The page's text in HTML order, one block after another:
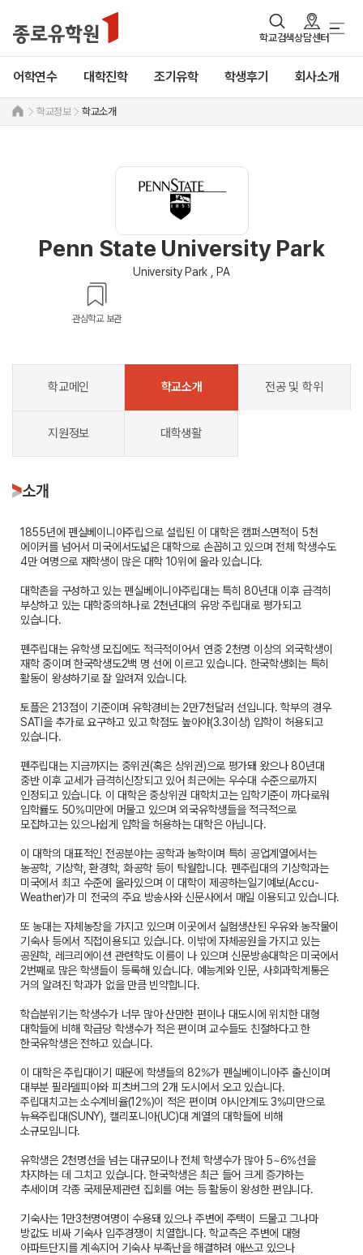
학교검색상담센터
어학연수 대학진학 조기유학 학생후기 회사소개
학교정보 학교소개
Penn State University Park
University Park , PA
관심학교 보관
학교메인 학교소개 전공 및 학위
지원정보 대학생활
소개
1855년에 펜실베이니아주립으로 설립된 이 대학은 캠퍼스면적이 5천
에이커를 넘어서 미국에서도넓은 대학으로 손꼽히고 있으며 전체 학생수도
4만 여명으로 재학생이 많은 대학 10위에 올라 있습니다.
대학촌을 구성하고 있는 펜실베이니아주립대는 특히 80년대 이후 급격히
부상하고 있는 대학중의하나로 2천년대의 유망 주립대로 평가되고
있습니다.
펜주립대는 유학생 모집에도 적극적이어서 연중 2천명 이상의 외국학생이
재학 중이며 한국학생도2백 명 선에 이르고 있습니다. 한국학생회는 특히
활동이 왕성하기로 잘 알려져 있습니다.
토플은 213점이 기준이며 유학경비는 2만7천달러 선입니다. 학부의 경우
SATI을 추가로 요구하고 있고 학점도 높아야(3.3이상) 입학이 허용되고
있습니다.
펜주립대는 지금까지는 중위권(혹은 상위권)으로 평가돼 왔으나 80년대
중반 이후 교세가 급격히신장되고 있어 최근에는 우수대 수준으로까지
인정되고 있습니다. 이 대학은 중상위권 대학치고는 입학기준이 까다로워
입학률도 50%미만에 머물고 있으며 외국유학생들을 적극적으로
모집하고는 있으나쉽게 입학을 허용하는 대학은 아닙니다.
이 대학의 대표적인 전공분야는 공학과 농학이며 특히 공업계열에서는
농공학, 기상학, 환경학, 화공학 등이 탁월합니다. 펜주립대의 기상학과는
미국에서 최고 수준에 올라있으며 이 대학이 제공하는일기예보(Accu-
Weather)가 미 전국의 주요 방송사와 신문사에서 매일 이용되고 있습니다.
또 농대는 자체농장을 가지고 있으며 이곳에서 실험생산된 우유와 농작물이
기숙사 등에서 직접이용되고 있습니다. 이밖에 자체공원을 가지고 있는
공원학, 레크리에이션 관련학도 이름이 나 있으며 신문방송대학은 미국에서
2번째로 많은 학생들이 등록해 있습니다. 예능계와 인문, 사회과학계통은
거의 알려진 학과가 없을 만큼 빈약합니다.
학습분위기는 학생수가 너무 많아 산만한 편이나 대도시에 위치한 대형
대학들에 비해 학급당 학생수가 적은 편이며 교수들도 친절하다고 한
한국유학생은 전하고 있습니다.
이 대학은 주립대이기 때문에 학생들의 82%가 펜실베이니아주 출신이며
대부분 필라델피아와 피츠버그의 2개 도시에서 오고 있습니다.
주립대치고는 소수계비율(12%)이 적은 편이며 아시안계도 3%미만으로
뉴욕주립대(SUNY), 캘리포니아(UC)대 계열의 대학들에 비해
소규모입니다.
유학생은 2천명선을 넘는 대규모이나 전체 학생수가 많아 5~6%선을
차지하는 데 그치고 있습니다. 한국학생은 최근 들어 크게 증가하는
추세이며 각종 국제문제관련 집회를 여는 등 활동이 왕성한 편입니다.
기숙사는 1만3천명여명이 수용돼 있으나 주변에 주택이 드물고 그나마
방값도 비싸 기숙사 입주경쟁이 치열합니다. 학교측은 주변에 대형
아파트단지를 계속지어 기숙사 부족난을 해결하려 애쓰고 있으나